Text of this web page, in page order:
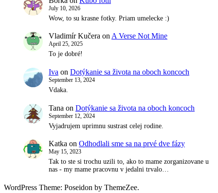
July 10, 2026
Wow, to su krasne fotky. Priam umelecke :)
Vladimír Kučera on A Verse Not Mine
April 25, 2025
To je dobré!
Iva on Dotýkanie sa života na oboch koncoch
September 13, 2024
Vdaka.
Tana on Dotýkanie sa života na oboch koncoch
September 12, 2024
Vyjadrujem uprimnu sustrast celej rodine.
Katka on Odhodlali sme sa na prvé dve fázy
May 15, 2023
Tak to ste si trochu uzili to, ako to mame zorganizovane u
nas - my mame pracovnu v jedalni trvalo…
WordPress Theme: Poseidon by ThemeZee.